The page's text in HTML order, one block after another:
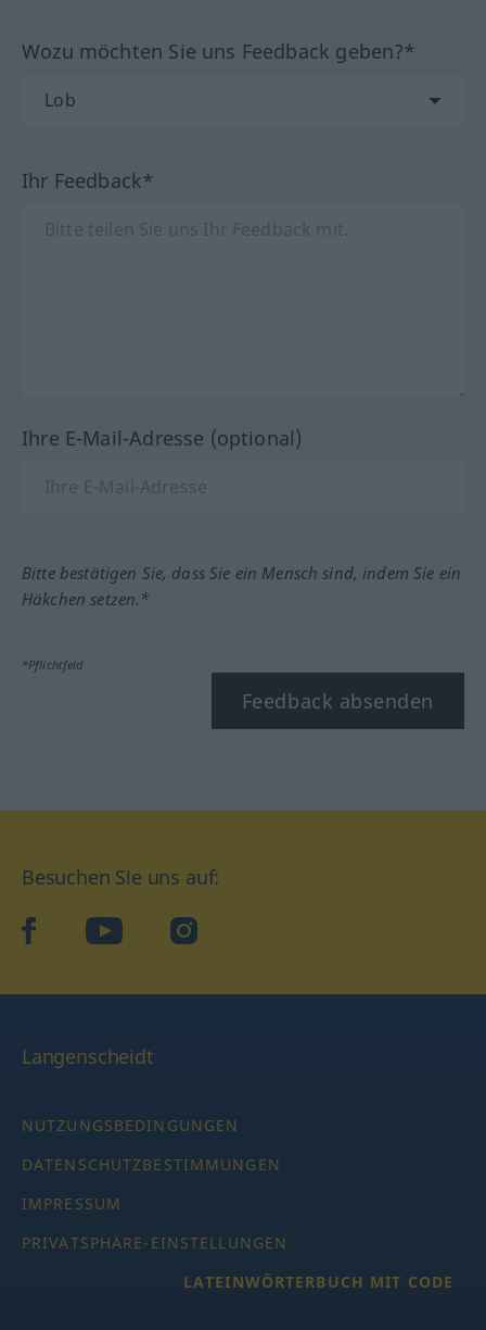
Wozu möchten Sie uns Feedback geben?*
Ihr Feedback*
Ihre E-Mail-Adresse (optional)
Bitte bestätigen Sie, dass Sie ein Mensch sind, indem Sie ein
Häkchen setzen.*
*Pflichtfeld
Feedback absenden
Besuchen Sie uns auf:
facebookYouTube Instagram
Langenscheidt
NUTZUNGSBEDINGUNGEN
DATENSCHUTZBESTIMMUNGEN
IMPRESSUM
PRIVATSPHÄRE-EINSTELLUNGEN
LATEINWÖRTERBUCH MIT CODE